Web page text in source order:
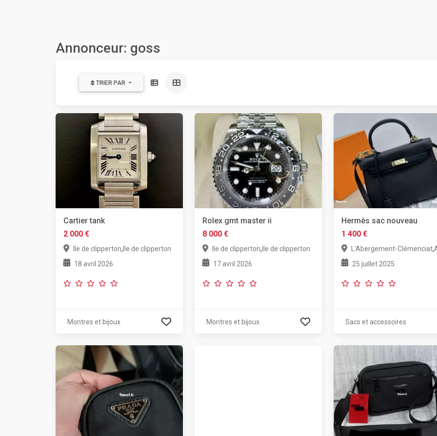
Annonceur: goss
TRIER PAR
Cartier tank
2 000 €
Ile de clipperton, Ile de clipperton
18 avril 2026
Montres et bijoux
Rolex gmt master ii
8 000 €
Ile de clipperton,Ile de clipperton
17 avril 2026
Montres et bijoux
Hermès sac nouveau
1 400 €
L'Abergement-Clémenciat,
25 juillet 2025
Sacs et accessoires